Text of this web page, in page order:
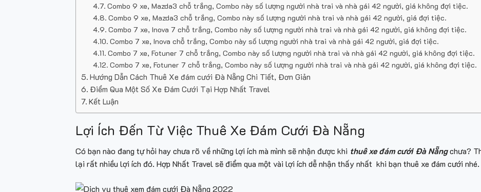
Combo 9 xe, Mazda3 chỗ trắng, Combo này số lượng người nhà trai và nhà gái 42 người, giá không đợi tiệc.
Combo 9 xe, Mazda3 chỗ trắng, Combo này số lượng người nhà trai và nhà gái 42 người, giá đợi tiệc.
Combo 7 xe, Inova 7 chỗ trắng, Combo này số lượng người nhà trai và nhà gái 42 người, giá không đợi tiệc.
Combo 7 xe, Inova chỗ trắng, Combo này số lượng người nhà trai và nhà gái 42 người, giá đợi tiệc.
Combo 7 xe, Fotuner 7 chỗ trắng, Combo này số lượng người nhà trai và nhà gái 42 người, giá không đợi tiệc.
Combo 7 xe, Fotuner 7 chỗ trắng, Combo này số lượng người nhà trai và nhà gái 42 người, giá không đợi tiệc.
Hướng Dẫn Cách Thuê Xe đám cưới Đà Nẵng Chi Tiết, Đơn Giản
Điểm Qua Một Số Xe Đám Cưới Tại Hợp Nhất Travel
Kết Luận
Lợi Ích Đến Từ Việc Thuê Xe Đám Cưới Đà Nẵng
Có bạn nào đang tự hỏi hay chưa rõ về những lợi ích mà mình sẽ nhận được khi thuê xe đám cưới Đà Nẵngchưa?
lại rất nhiều lợi ích đó. Hợp Nhất Travel sẽ điểm qua một vài lợi ích dễ nhận thấy nhất khi bạn thuê xe đám cưới nhé.